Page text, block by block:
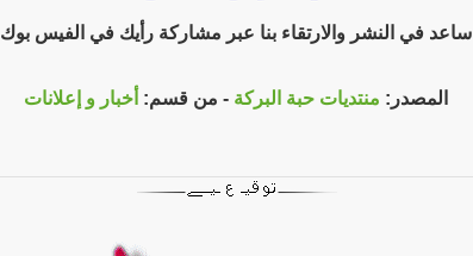
ساعد في النشر والارتقاء بنا عبر مشاركة رأيك في الفيس بوك
المصدر: منتديات حبة البركة - من قسم: أخبار و إعلانات